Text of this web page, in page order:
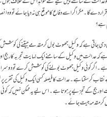
دے گا۔ مگر اگر اسے دفاع کا موقع ہی نہ دیا جائے تو وہ
ہے؟
دی جاتی ہے کہ وکیل جھوٹ بول کر مقدمے جیتنے کی
کہ عدالت میں وکیل کے سامنے ایک نہایت تجربہ کار جج
ہے۔ اگر کوئی وکیل جھوٹ بولنے کی کوشش کرے تو دوسرا
کر سکتا ہے۔ عدالت کا فیصلہ کسی ایک وکیل کی تقریر پر
اور جج کے تجزیے پر ہوتا ہے۔ اس لیے یہ ممکن نہیں کہ
مقدمہ جیت جائے۔